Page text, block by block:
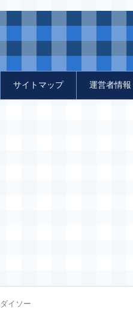
サイトマップ 運営者情報
ダイソー